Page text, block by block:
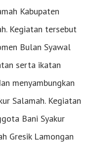
Kabupaten
Kegiatan tersebut
Bulan Syawal
serta ikatan
menyambungkan
Salamah. Kegiatan
Bani Syakur
Gresik Lamongan